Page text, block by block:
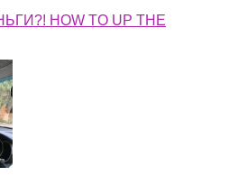
HOW TO UP THE